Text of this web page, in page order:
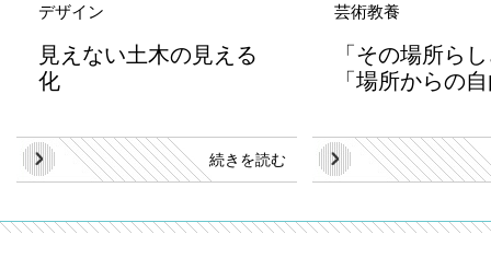
デザイン
見えない土木の見える
化
続きを読む
芸術教養
「その場所ら
「場所からの